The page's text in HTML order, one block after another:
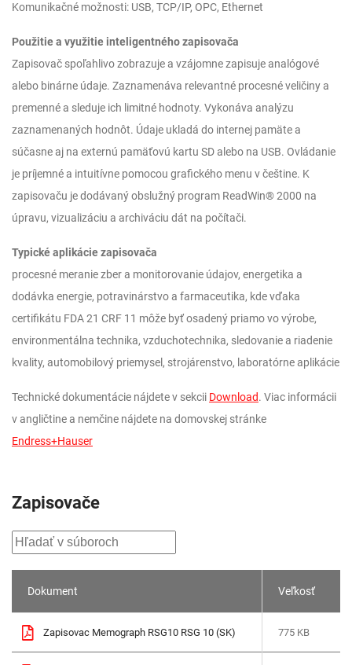
Komunikačné možnosti: USB, TCP/IP, OPC, Ethernet
Použitie a využitie inteligentného zapisovača
Zapisovač spoľahlivo zobrazuje a vzájomne zapisuje analógové
alebo binárne údaje. Zaznamenáva relevantné procesné veličiny a
premenné a sleduje ich limitné hodnoty. Vykonáva analýzu
zaznamenaných hodnôt. Údaje ukladá do internej pamäte a
súčasne aj na externú pamäťovú kartu SD alebo na USB. Ovládanie
je príjemné a intuitívne pomocou grafického menu v češtine. K
zapisovaču je dodávaný obslužný program ReadWin® 2000 na
úpravu, vizualizáciu a archiváciu dát na počítači.
Typické aplikácie zapisovača
procesné meranie zber a monitorovanie údajov, energetika a
dodávka energie, potravinárstvo a farmaceutika, kde vďaka
certifikátu FDA 21 CRF 11 môže byť osadený priamo vo výrobe,
environmentálna technika, vzduchotechnika, sledovanie a riadenie
kvality, automobilový priemysel, strojárenstvo, laboratórne aplikácie
Technické dokumentácie nájdete v sekcii Download. Viac informácii
v angličtine a nemčine nájdete na domovskej stránke
Endress+Hauser
Zapisovače
Dokument Veľkosť
Zapisovac Memograph RSG10 RSG 10 (SK) 775 KB